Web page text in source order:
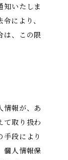
知いたしま
により、
は、この限
情報が、あ
て取り扱わ
段により
個人情報保